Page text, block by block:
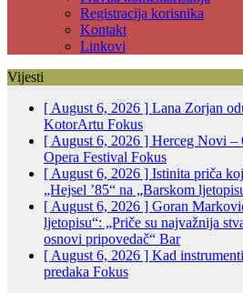
Registracija korisnika
Kontakt
Linkovi
Vijesti
[ August 6, 2026 ] Lana Zorjan
KotorArtu Fokus
[ August 6, 2026 ] Herceg Novi –
Opera Festival Fokus
[ August 6, 2026 ] Istinita priča
„Hejsel ’85“ na „Barskom
[ August 6, 2026 ] Goran
ljetopisu“: „Priče su najvažnija
osnovi pripovedač“ Bar
[ August 6, 2026 ] Kad
predaka Fokus